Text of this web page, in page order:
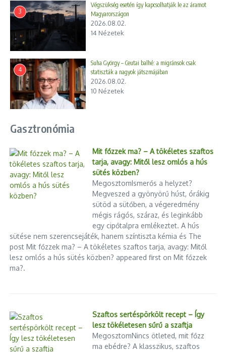
A modern időkben a kapcsolat új dimenziót kapott. Haiti az
elmúlt évtizedekben súlyos politikai és biztonsági válságokkal
küzdött, amelyek kezelésében több afrikai ország is szerepet
vállalt. Ruanda, Etiópia, Nigéria, Szenegál és Ghána is küldött
katonákat és rendőröket az ENSZ békefenntartó misszióiba,
hozzájárulva a stabilizációs erőfeszítésekhez. Ez a jelenkori
együttműködés tovább erősítette a történelmi és kulturális
kötelékeket.
politikai bizonytalanság
Haiti ma ismét a nemzetközi figyelem középpontjába került. Az
ország egy évtized után először készülne általános
választásokra, amelyekre Jovenel Moïse elnök 2021-es
meggyilkolása óta nem került sor. A politikai átmenet azonban
rendkívül törékeny: a fegyveres bandák mára Port-au-Prince
mintegy 90%-át, valamint az ország középső régióinak
jelentős részét ellenőrzik. Az ENSZ adatai szerint egyetlen év
alatt több mint 8100 gyilkosságot jelentettek, bár a valós szám
ennél jóval magasabb lehet.
lemondása előtt. A döntés komoly feszültséget keltett,
különösen azért, mert az Egyesült Államok korábban a
miniszterelnök hivatalban tartását nevezte a stabilitás egyik
kulcselemének.
3
Végszükség esetén így kapcsolhatják le az áramot
Magyarországon
2026.08.02.
14 Nézetek
4
Suha György – Ceutai balhé: a migránsok csak
statiszták a nagyok játszmájában
2026.08.02.
10 Nézetek
Gasztronómia
Mit főzzek ma? – A tökéletes szaftos
tarja, avagy: Mitől lesz omlós a hús
sütés közben?
MegosztomIsmerős a helyzet?
Megveszed a gyönyörű húst, órákig
sütöd a sütőben, a végeredmény
mégis rágós, száraz, és leginkább
egy cipőtalpra emlékeztet. A hús
sütése nem szerencsejáték, hanem színtiszta kémia és The
post Mit főzzek ma? – A tökéletes szaftos tarja, avagy: Mitől
lesz omlós a hús sütés közben? appeared first on Mit főzzek
ma?.
Szaftos sertéspörkölt recept – Így
lesz tökéletesen sűrű a szaftja
MegosztomNincs ötleted, mit főzz
ma ebédre? A klasszikus, szaftos